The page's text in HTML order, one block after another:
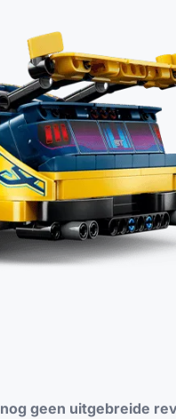
nog geen uitgebreide